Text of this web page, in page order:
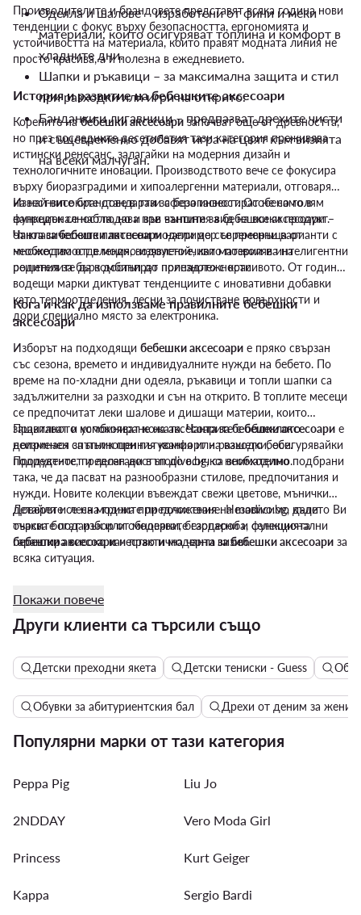
Одеяла и шалове – изработени от фини и меки
материали, които осигуряват топлина и комфорт в
хладните дни.
Шапки и ръкавици – за максимална защита и стил
при разходки или игри на открито.
Банданки и лигавници – предпазват дрехите чисти
и същевременно добавят игра на цвят към визията
на всеки малчуган.
Производителите и брандовете представят всяка година нови
тенденции с фокус върху безопасността, ергономията и
устойчивостта на материала, които правят модната линия не
просто красива, а и полезна в ежедневието.
История и развитие на бебешките аксесоари
Корените набебешки аксесоари започват още от древността,
но през последните десетилетия тази категория преживява
истински ренесанс, залагайки на модерния дизайн и
технологичните иновации. Производството вече се фокусира
върху биоразградими и хипоалергенни материали, отговарящи
на най-високите стандарти за безопасност. Особено голям
напредък се наблюдава при чантите за бебешки аксесоари –
от класическите платнени модели до съвременни варианти с
множествo отделения, водоустойчиви материи и интелигентни
решения за бърз достъп до принадлежности.
Известните брандове в тази сфера инвестират не само в
функционалността, но и във външния вид на всеки продукт.
Чанта за бебешки аксесоаринапример се превръща от
необходимост в модно изявление, като позволява на
родителите да комбинират полезното с красивото. От години
водещи марки диктуват тенденциите с иновативни добавки
като термоотделения, лесни за почистване повърхности и
дори специално място за електроника.
Кога и как да използваме правилните бебешки
аксесоари
Изборът на подходящи бебешки аксесоари е пряко свързан
със сезона, времето и индивидуалните нужди на бебето. По
време на по-хладни дни одеяла, ръкавици и топли шапки са
задължителни за разходки и сън на открито. В топлите месеци
се предпочитат леки шалове и дишащи материи, които
защитават и успокояват кожата.Чанта за бебешки аксесоари е
неизменен спътник при пътувания или разходки, осигурявайки
подреденост и лесен достъп до всичко необходимо.
Правилното комбиниране на аксесоарите с облеклото
допринася за пълноценния комфорт на вашето бебе.
Продуктите, предлагани в modivo.bg, са внимателно подбрани
така, че да пасват на разнообразни стилове, предпочитания и
нужди. Новите колекции въвеждат свежи цветове, мънички
детайли и лесна грижа при почистване. Независимо дали
търсите подарък или обновявате гардероба, селекцията
гарантира високо качество и модерни визии.
Доверете се на модните предложения на modivo.bg, където Ви
очаква богат избор от модерни, безопасни и функционални
бебешки аксесоарии практичначанта за бебешки аксесоари за
всяка ситуация.
Покажи повече
Други клиенти са търсили също
Детски преходни якета Детски тениски - Guess
Обувки за абитуриентския бал Дрехи от деним за жени
Популярни марки от тази категория
Peppa Pig Liu Jo
2NDDAY Vero Moda Girl
Princess Kurt Geiger
Kappa Sergio Bardi